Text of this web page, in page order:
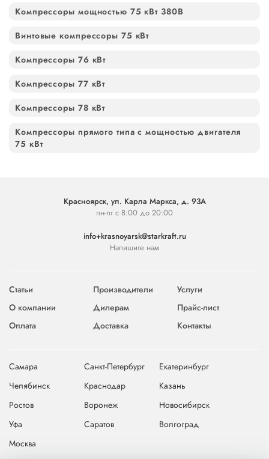
Компрессоры мощностью 75 кВт 380В
Винтовые компрессоры 75 кВт
Компрессоры 76 кВт
Компрессоры 77 кВт
Компрессоры 78 кВт
Компрессоры прямого типа с мощностью двигателя
75 кВт
Красноярск, ул. Карла Маркса, д. 93А
пн-пт с 8:00 до 20:00
info+krasnoyarsk@starkraft.ru
Напишите нам
Статьи Производители
Услуги
О компании
Дилерам
Прайс-лист
Оплата
Доставка Контакты
Самара Санкт-Петербург
Екатеринбург
Челябинск
Краснодар
Казань
Ростов
Воронеж
Новосибирск
Уфа
Саратов
Волгоград
Москва